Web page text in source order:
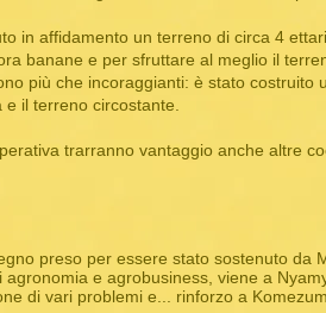
in affidamento un terreno di circa 4
banane e per sfruttare al meglio il
più che incoraggianti: è stato
il terreno circostante.
trarranno vantaggio anche altre
preso per essere stato sostenuto da
e agrobusiness, viene a
di vari problemi e... rinforzo a